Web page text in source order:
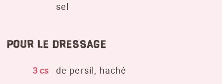
sel
Pour le dressage
3 cs de persil, haché